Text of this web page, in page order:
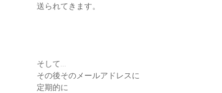
送られてきます。
そして…
その後そのメールアドレスに
定期的に